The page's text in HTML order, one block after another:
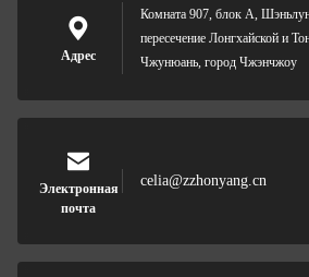
Адрес
Комната 907, блок А,
пересечение Лонгхайской и
Чжунюань, город Чжэнчжоу
Электронная
почта
celia@zzhonyang.cn